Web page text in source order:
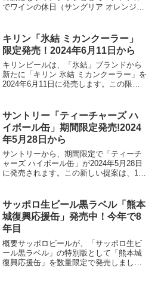
でワインの休日（サングリア オレンジ＆
アルコール度数で、350mL缶で提供され
ます。商...
キリン「氷結 ミカンクーラー」
限定発売！2024年6月11日から
キリンビールは、「氷結」ブランドから
新たに「キリン 氷結 ミカンクーラー」を
2024年6月11日に発売します。この限定
やかな味わいが楽しめます。商品の特長
爽やかな味わい...
サントリー「ティーチャーズ ハ
イボール缶」期間限定発売!2024
年5月28日から
サントリーから、期間限定で「ティーチ
ャーズ ハイボール缶」が2024年5月28日
に発売されます。この新しい提案は、160
使用したハイボール缶で、350mLの容量
で価格は...
サッポロ生ビール黒ラベル「熊本
城復興応援缶」発売中！今年で8
年目
概要サッポロビールが、「サッポロ生ビ
ール黒ラベル」の特別版として「熊本城
復興応援缶」を数量限定で発売しまし